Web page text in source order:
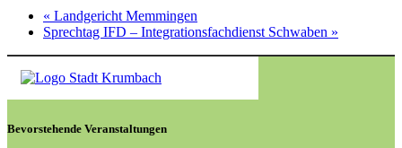
« Landgericht Memmingen
Sprechtag IFD – Integrationsfachdienst Schwaben »
Bevorstehende Veranstaltungen